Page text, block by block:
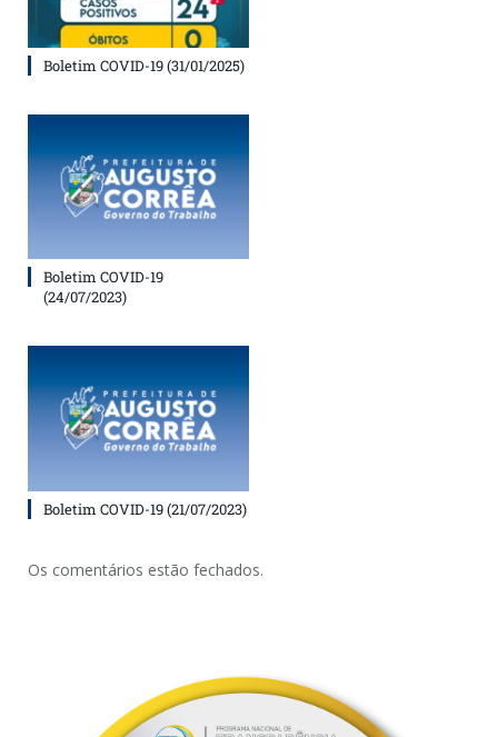
Boletim COVID-19 (31/01/2025)
Boletim COVID-19
(24/07/2023)
Boletim COVID-19 (21/07/2023)
Os comentários estão fechados.